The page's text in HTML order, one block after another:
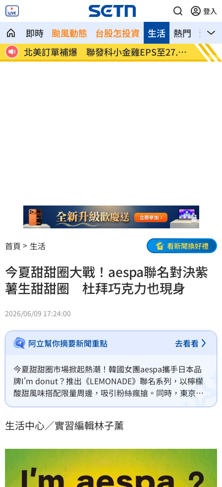
登入
即時 颱風動態 台股怎投資 熱門 影音
生活
來
北美訂單補爆 聯發科小金雞EPS至27.12
元
AI和
首頁 生活 看新聞換好禮
今夏甜甜圈大戰！aespa聯名對決紫
薯生甜甜圈 杜拜巧克力也現身
2026/06/09 17:24:00
阿立幫你摘要新聞重點 去看看
今夏甜甜圈市場掀起熱潮！韓國女團aespa攜手日本品
牌I'm donut？推出《LEMONADE》聯名系列，以檸檬
酸甜風味搭配限量周邊，吸引粉絲瘋搶。同時，東京巴
黎甜點發表全台首創「半糖紫薯生甜甜圈」，運用60小
水果口味。此外，品牌更搭上杜拜巧克力風潮推出新
最受矚目的甜點焦點。
生活中心／實習編輯林子薰